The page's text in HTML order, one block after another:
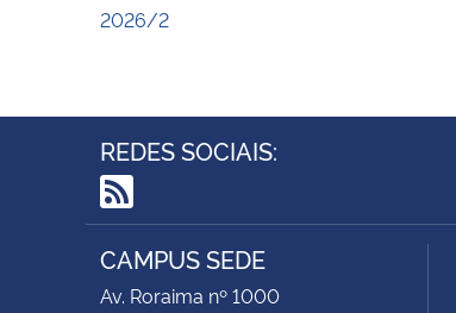
2026/2
REDES SOCIAIS:
RSS
CAMPUS SEDE
Av. Roraima nº 1000